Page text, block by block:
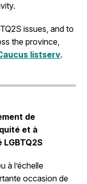
issues, and to
the province,
listserv.
de
et à
à l’échelle
occasion de